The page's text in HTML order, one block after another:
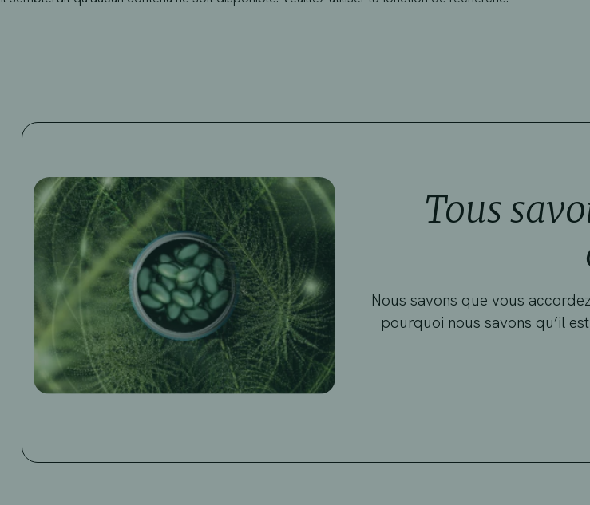
Tous
Nous savons que vous
pourquoi nous savons qu’il